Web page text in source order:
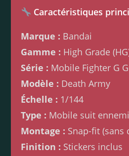
Caractéristiques
Marque : Bandai
Gamme : High Grade
Série : Mobile Fighter G
Modèle : Death Army
Échelle : 1/144
Type : Mobile suit ennemi
Montage : Snap-fit (sans
Finition : Stickers inclus